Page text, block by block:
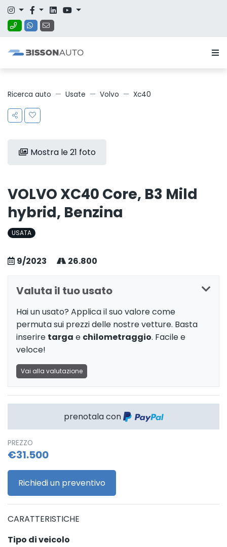
Ricerca auto Usate Volvo Xc40
Mostra le 21 foto
VOLVO XC40 Core, B3 Mild
hybrid, Benzina
USATA
9/2023 26.800
Valuta il tuo usato
Hai un usato? Applica il suo valore come
permuta sui prezzi delle nostre vetture. Basta
inserire targa e chilometraggio. Facile e
veloce!
Vai alla valutazione
prenotala con
PREZZO
€31.500
Richiedi un preventivo
CARATTERISTICHE
Tipo di veicolo